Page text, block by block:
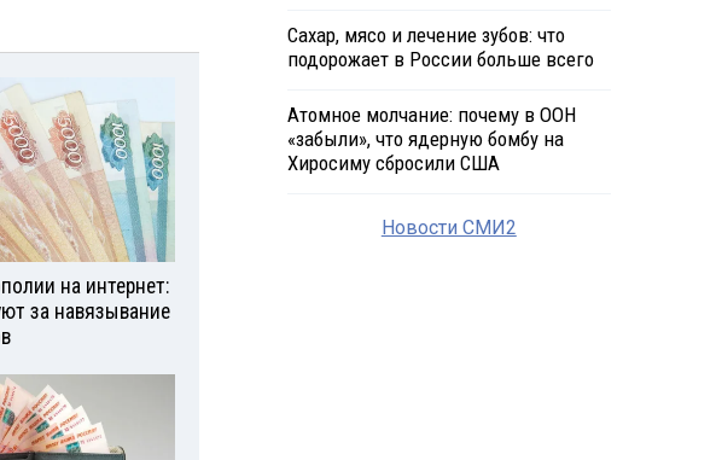
на интернет:
за навязывание
Сахар, мясо и лечение зубов: что
подорожает в России больше всего
Атомное молчание: почему в ООН
«забыли», что ядерную бомбу на
Хиросиму сбросили США
Новости СМИ2